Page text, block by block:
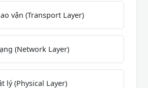
vận (Transport Layer)
(Network Layer)
lý (Physical Layer)